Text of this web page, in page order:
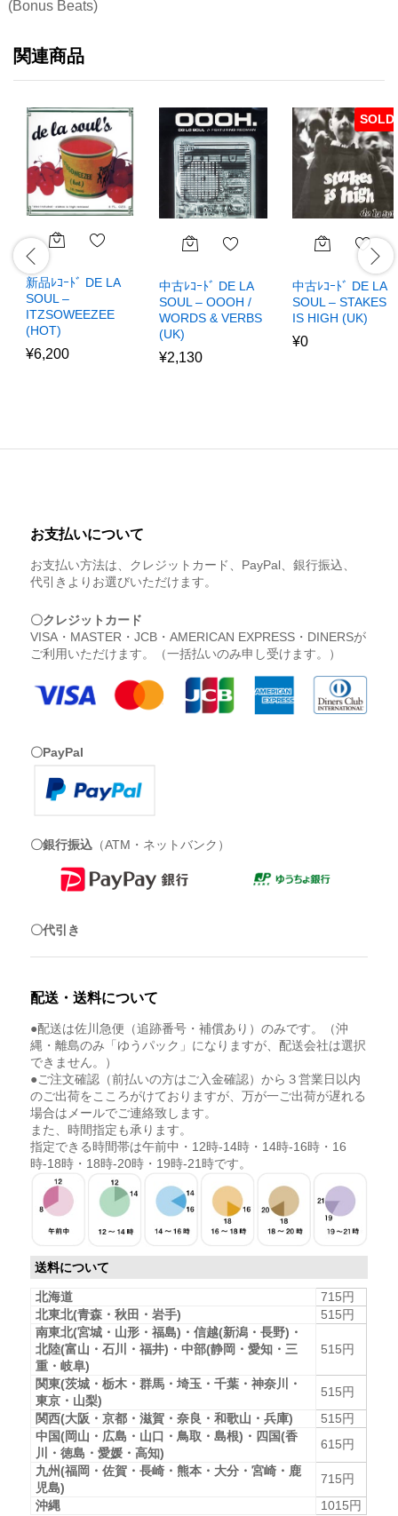
(Bonus Beats)
関連商品
新品ﾚｺｰﾄﾞ DE LA
SOUL –
ITZSOWEEZEE
(HOT)
¥6,200
中古ﾚｺｰﾄﾞ DE LA
SOUL – OOOH /
WORDS & VERBS
(UK)
¥2,130
SOLD
中古ﾚｺｰﾄﾞ DE LA
SOUL – STAKES
IS HIGH (UK)
¥0
お支払いについて
お支払い方法は、クレジットカード、PayPal、銀行振込、
代引きよりお選びいただけます。
〇クレジットカード
VISA・MASTER・JCB・AMERICAN EXPRESS・DINERSが
ご利用いただけます。（一括払いのみ申し受けます。）
〇PayPal
〇銀行振込 （ATM・ネットバンク）
〇代引き
配送・送料について
●配送は佐川急便（追跡番号・補償あり）のみです。（沖
縄・離島のみ「ゆうパック」になりますが、配送会社は選択
できません。）
●ご注文確認（前払いの方はご入金確認）から３営業日以内
のご出荷をこころがけておりますが、万が一ご出荷が遅れる
場合はメールでご連絡致します。
また、時間指定も承ります。
指定できる時間帯は午前中・12時-14時・14時-16時・16
時-18時・18時-20時・19時-21時です。
送料について
北海道
715円
北東北(青森・秋田・岩手)
515円
南東北(宮城・山形・福島)・信越(新潟・長野)・
北陸(富山・石川・福井)・中部(静岡・愛知・三
重・岐阜)
515円
関東(茨城・栃木・群馬・埼玉・千葉・神奈川・
東京・山梨)
515円
関西(大阪・京都・滋賀・奈良・和歌山・兵庫)
515円
中国(岡山・広島・山口・鳥取・島根)・四国(香
川・徳島・愛媛・高知)
615円
九州(福岡・佐賀・長崎・熊本・大分・宮崎・鹿
児島)
715円
沖縄
1015円